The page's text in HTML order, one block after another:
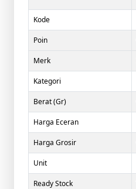
Kode
Poin
Merk
Kategori
Berat (Gr)
Harga Eceran
Harga Grosir
Unit
Ready Stock